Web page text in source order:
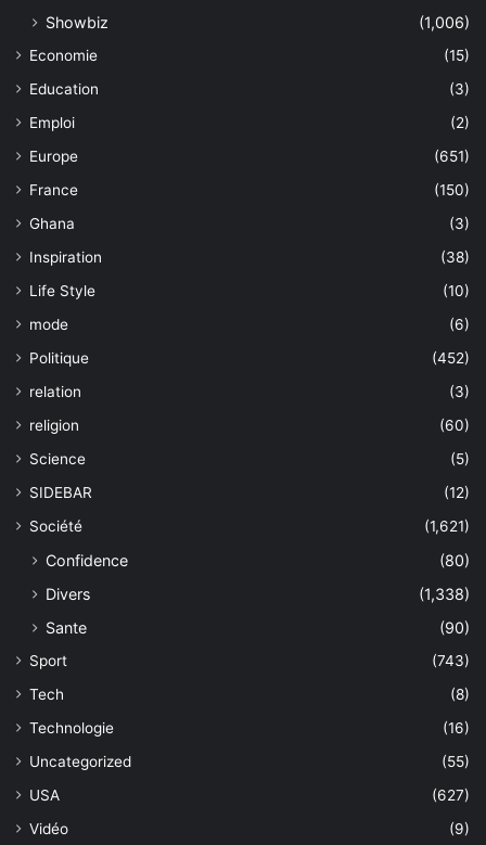
Showbiz
(1,006)
Economie
(15)
Education
(3)
Emploi
(2)
Europe
(651)
France
(150)
Ghana
(3)
Inspiration
(38)
Life Style
(10)
mode
(6)
Politique
(452)
relation
(3)
religion
(60)
Science
(5)
SIDEBAR
(12)
Société
(1,621)
Confidence
(80)
Divers
(1,338)
Sante
(90)
Sport
(743)
Tech
(8)
Technologie
(16)
Uncategorized
(55)
USA
(627)
Vidéo
(9)